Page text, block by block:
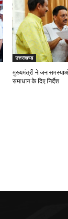
उत्तराखण्ड
मुख्यमंत्री ने जन
समाधान के दिए निर्देश